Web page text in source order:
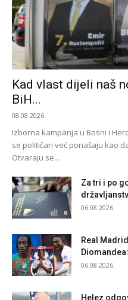
Kad vlast dijeli naš
BiH...
08.08.2026.
Izborna kampanja u Bosni i
se političari već ponašaju kao
Otvaraju se...
Za tri i po
06.08.2026.
Real
06.08.2026.
Helez